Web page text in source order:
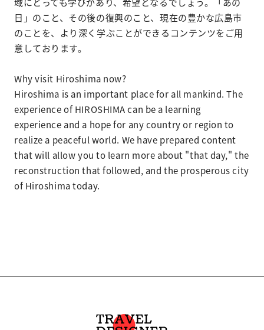
日」のこと、その後の復興のこと、現在の豊かな広島市
のことを、より深く学ぶことができるコンテンツをご用
意しております。
Why visit Hiroshima now?
Hiroshima is an important place for all mankind. The
experience of HIROSHIMA can be a learning
experience and a hope for any country or region to
realize a peaceful world. We have prepared content
that will allow you to learn more about "that day," the
reconstruction that followed, and the prosperous city
of Hiroshima today.